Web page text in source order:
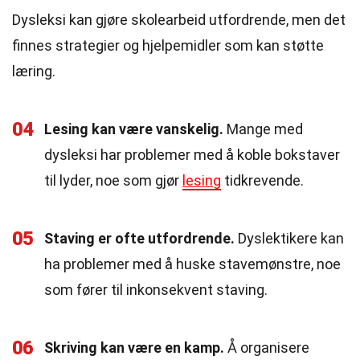
Dysleksi kan gjøre skolearbeid utfordrende, men det
finnes strategier og hjelpemidler som kan støtte
læring.
04 Lesing kan være vanskelig. Mange med
dysleksi har problemer med å koble bokstaver
til lyder, noe som gjør lesing tidkrevende.
05 Staving er ofte utfordrende. Dyslektikere kan
ha problemer med å huske stavemønstre, noe
som fører til inkonsekvent staving.
06 Skriving kan være en kamp. Å organisere